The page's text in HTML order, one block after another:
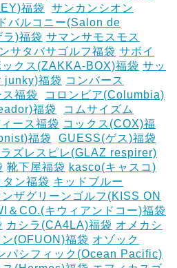
福袋
サンカンシオン
バルコニー(Salon de
)福袋 サマンサモスモス
サタバサゴルフ福袋 サボイ
クス(ZAKKA-BOX)福袋 サッ
junky)福袋 コンバース
福袋
コロンビア(Columbia)
福袋
コムサイズム
ース福袋 コックス(COX)福
福袋
GUESS(ゲス)福袋
ズレスピレ(GLAZ respirer)
靴下屋福袋 kasco(キャスコ)
タン福袋 キッドブルー
ンザグリーンゴルフ(KISS ON
＆CO.(キウィアンドコー)福袋
カシラ(CA4LA)福袋 ‎オメカシ
ン(OFUON)福袋 オゾック
パシフィック(Ocean Pacific)